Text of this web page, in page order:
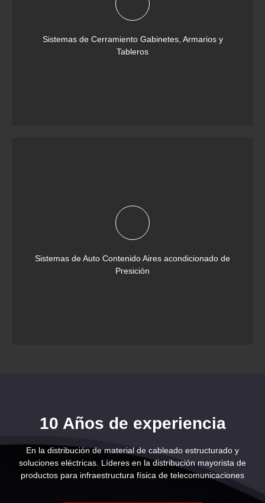
Sistemas de Cerramiento Gabinetes, Armarios y
Tableros
Sistemas de Auto Contenido Aires acondicionado de
Presición
10 Años de experiencia
En la distribución de material de cableado estructurado y
soluciones eléctricas. Líderes en la distribución mayorista de
productos para infraestructura física de telecomunicaciones